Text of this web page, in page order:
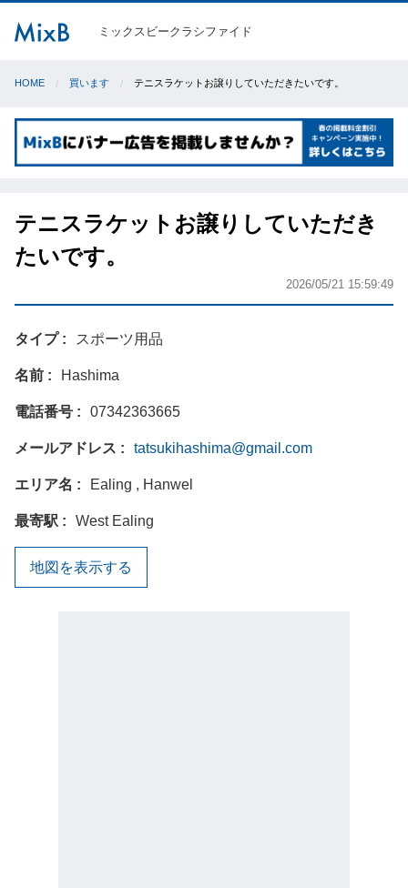
ミックスビークラシファイド
HOME 買います テニスラケットお譲りしていただきたいです。
テニスラケットお譲りしていただき
たいです。
2026/05/21 15:59:49
タイプ スポーツ用品
名前 Hashima
電話番号 07342363665
メールアドレス tatsukihashima@gmail.com
エリア名 Ealing , Hanwel
最寄駅 West Ealing
地図を表示する